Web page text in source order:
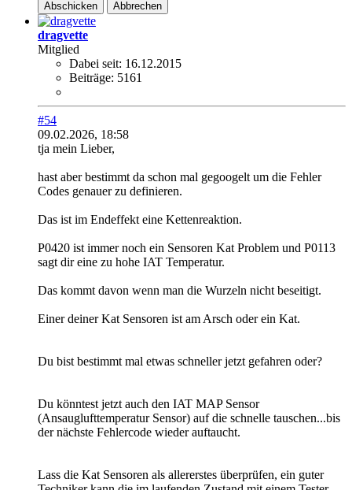
Abschicken Abbrechen
dragvette
Mitglied
Dabei seit: 16.12.2015
Beiträge: 5161
#54
09.02.2026, 18:58
tja mein Lieber,
hast aber bestimmt da schon mal gegoogelt um die Fehler
Codes genauer zu definieren.
Das ist im Endeffekt eine Kettenreaktion.
P0420 ist immer noch ein Sensoren Kat Problem und P0113
sagt dir eine zu hohe IAT Temperatur.
Das kommt davon wenn man die Wurzeln nicht beseitigt.
Einer deiner Kat Sensoren ist am Arsch oder ein Kat.
Du bist bestimmt mal etwas schneller jetzt gefahren oder?
Du könntest jetzt auch den IAT MAP Sensor
(Ansauglufttemperatur Sensor) auf die schnelle tauschen...bis
der nächste Fehlercode wieder auftaucht.
Lass die Kat Sensoren als allererstes überprüfen, ein guter